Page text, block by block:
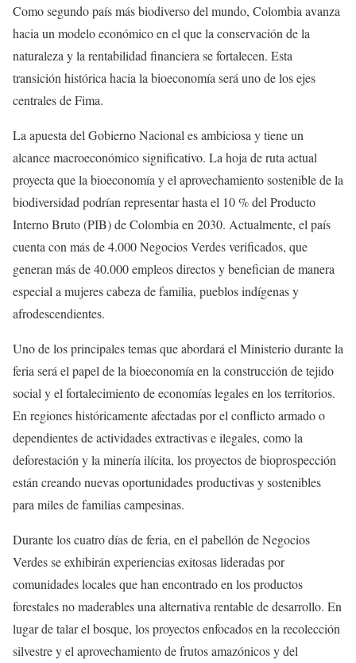
Como segundo país más biodiverso del mundo, Colombia avanza
hacia un modelo económico en el que la conservación de la
naturaleza y la rentabilidad financiera se fortalecen. Esta
transición histórica hacia la bioeconomía será uno de los ejes
centrales de Fima.
La apuesta del Gobierno Nacional es ambiciosa y tiene un
alcance macroeconómico significativo. La hoja de ruta actual
proyecta que la bioeconomía y el aprovechamiento sostenible de la
biodiversidad podrían representar hasta el 10 % del Producto
Interno Bruto (PIB) de Colombia en 2030. Actualmente, el país
cuenta con más de 4.000 Negocios Verdes verificados, que
generan más de 40.000 empleos directos y benefician de manera
especial a mujeres cabeza de familia, pueblos indígenas y
afrodescendientes.
Uno de los principales temas que abordará el Ministerio durante la
feria será el papel de la bioeconomía en la construcción de tejido
social y el fortalecimiento de economías legales en los territorios.
En regiones históricamente afectadas por el conflicto armado o
dependientes de actividades extractivas e ilegales, como la
deforestación y la minería ilícita, los proyectos de bioprospección
están creando nuevas oportunidades productivas y sostenibles
para miles de familias campesinas.
Durante los cuatro días de feria, en el pabellón de Negocios
Verdes se exhibirán experiencias exitosas lideradas por
comunidades locales que han encontrado en los productos
forestales no maderables una alternativa rentable de desarrollo. En
lugar de talar el bosque, los proyectos enfocados en la recolección
silvestre y el aprovechamiento de frutos amazónicos y del